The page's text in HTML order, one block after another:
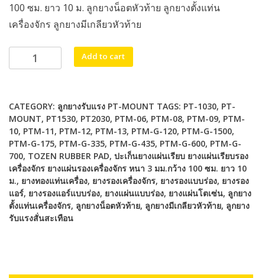
100 ซม. ยาว 10 ม. ลูกยางน็อตหัวท้าย ลูกยางตั้งแท่น
เครื่องจักร ลูกยางมีเกลียวหัวท้าย
G-
12)
PT-
MOUNT
ลูก
ยาง
รอง
แท่น
เครื่อง
quantity
Add to cart
CATEGORY: ลูกยางรับแรง PT-MOUNT TAGS: PT-1030, PT-
MOUNT, PT1530, PT2030, PTM-06, PTM-08, PTM-09, PTM-
10, PTM-11, PTM-12, PTM-13, PTM-G-120, PTM-G-1500,
PTM-G-175, PTM-G-335, PTM-G-435, PTM-G-600, PTM-G-
700, TOZEN RUBBER PAD, ปะเก็นยางแผ่นเรียบ ยางแผ่นเรียบรอง
เครื่องจักร ยางแผ่นรองเครื่องจักร หนา 3 มม.กว้าง 100 ซม. ยาว 10
ม., ยางทองแท่นเครื่อง, ยางรองเครื่องจักร, ยางรองแบบร่อง, ยางรอง
แอร์, ยางรองแอร์แบบร่อง, ยางแผ่นแบบร่อง, ยางแผ่นโตเซ่น, ลูกยาง
ตั้งแท่นเครื่องจักร, ลูกยางน็อตหัวท้าย, ลูกยางมีเกลียวหัวท้าย, ลูกยาง
รับแรงสั่นสะเทือน